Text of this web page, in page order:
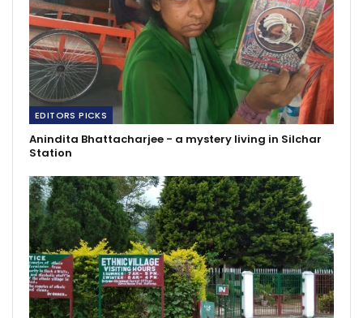
EDITORS PICKS
Anindita Bhattacharjee - a mystery living in Silchar
Station